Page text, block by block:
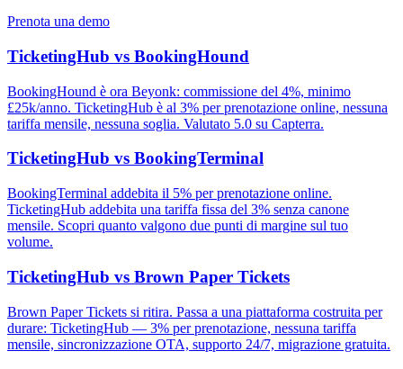
Prenota una demo
TicketingHub vs BookingHound
BookingHound è ora Beyonk: commissione del 4%, minimo
£25k/anno. TicketingHub è al 3% per prenotazione online, nessuna
tariffa mensile, nessuna soglia. Valutato 5.0 su Capterra.
TicketingHub vs BookingTerminal
BookingTerminal addebita il 5% per prenotazione online.
TicketingHub addebita una tariffa fissa del 3% senza canone
mensile. Scopri quanto valgono due punti di margine sul tuo
volume.
TicketingHub vs Brown Paper Tickets
Brown Paper Tickets si ritira. Passa a una piattaforma costruita per
durare: TicketingHub — 3% per prenotazione, nessuna tariffa
mensile, sincronizzazione OTA, supporto 24/7, migrazione gratuita.